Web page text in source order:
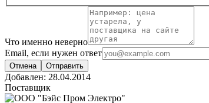
Что именно неверно
Email, если нужен ответ
Отмена Отправить
Добавлен: 28.04.2014
Поставщик